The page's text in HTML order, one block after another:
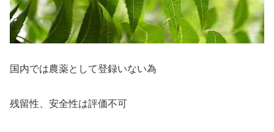
国内では農薬として登録いない為
残留性、安全性は評価不可